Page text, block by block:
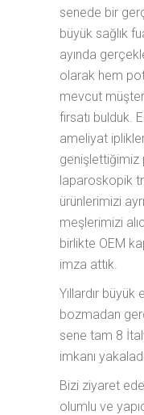
senede bir
büyük sağlık
ayında
olarak hem
mevcut
fırsatı bulduk.
ameliyat
genişlettiğimiz
laparoskopik
ürünlerimizi
meşlerimizi
birlikte OEM
imza attık.
Yıllardır
bozmadan
sene tam 8
imkanı
Bizi ziyaret
olumlu ve